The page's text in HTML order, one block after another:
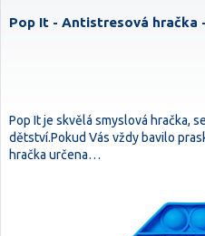
Pop It - Antistresová hračka
Pop It je skvělá smyslová hračka,
dětství.Pokud Vás vždy bavilo
hračka určena…